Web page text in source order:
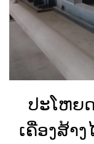
ປະໂຫຍ
ເຄື່ອງສ້າ